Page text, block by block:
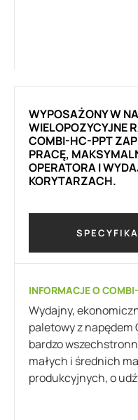
WYPOSAŻONY W
WIELOPOZYCYJNE
COMBI-HC-PPT
PRACĘ,
OPERATORA I
KORYTARZACH.
INFORMACJE O
Wydajny,
paletowy z
bardzo
małych i średnich
produkcyjnych, o